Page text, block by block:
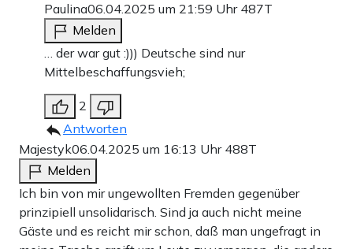
Paulina06.04.2025 um 21:59 Uhr 487T
Melden
… der war gut :))) Deutsche sind nur
Mittelbeschaffungsvieh;
2
Antworten
Majestyk06.04.2025 um 16:13 Uhr 488T
Melden
Ich bin von mir ungewollten Fremden gegenüber
prinzipiell unsolidarisch. Sind ja auch nicht meine
Gäste und es reicht mir schon, daß man ungefragt in